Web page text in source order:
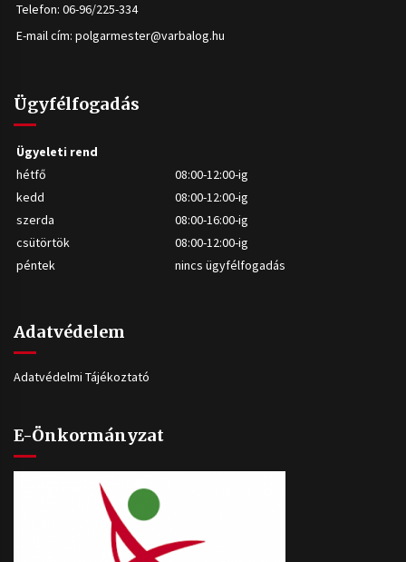
Telefon: 06-96/225-334
E-mail cím: polgarmester@varbalog.hu
Ügyfélfogadás
Ügyeleti rend
hétfő
08:00-12:00-ig
kedd
08:00-12:00-ig
szerda
08:00-16:00-ig
csütörtök
08:00-12:00-ig
péntek
nincs ügyfélfogadás
Adatvédelem
Adatvédelmi Tájékoztató
E-Önkormányzat